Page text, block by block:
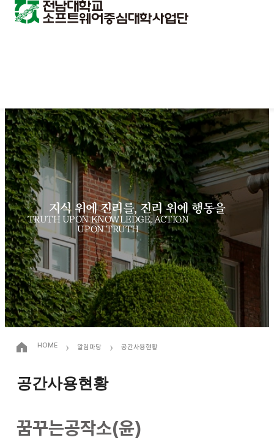
지식 위에 진리를, 진리 위에 행동을
TRUTH UPON KNOWLEDGE, ACTION
UPON TRUTH
HOME › 알림마당 › 공간사용현황
공간사용현황
꿈꾸는공작소(윤)